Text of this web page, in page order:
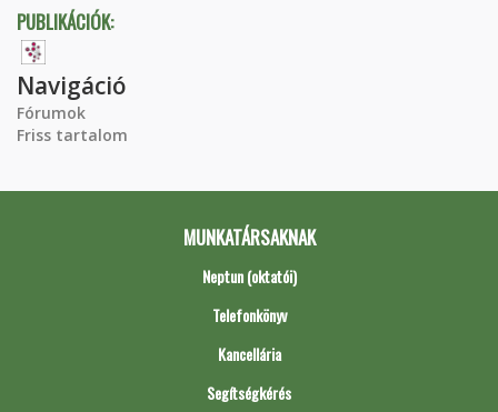
PUBLIKÁCIÓK:
Navigáció
Fórumok
Friss tartalom
MUNKATÁRSAKNAK
Neptun (oktatói)
Telefonkönyv
Kancellária
Segítségkérés